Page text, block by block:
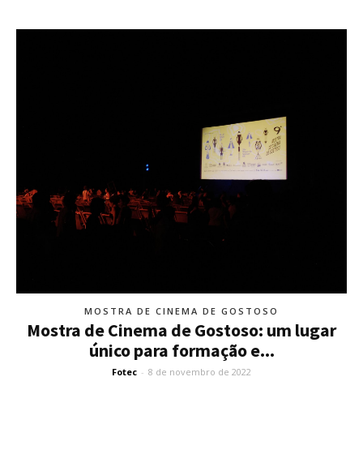
MOSTRA DE CINEMA DE GOSTOSO
Mostra de Cinema de Gostoso: um lugar
único para formação e...
Fotec - 8 de novembro de 2022